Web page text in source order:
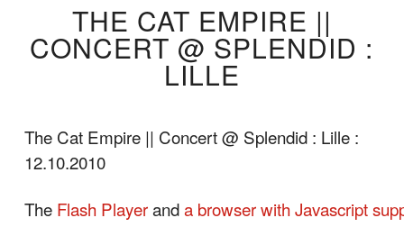
THE CAT EMPIRE ||
CONCERT @ SPLENDID :
LILLE
The Cat Empire || Concert @ Splendid : Lille :
12.10.2010
The Flash Playeranda browser with Javascript